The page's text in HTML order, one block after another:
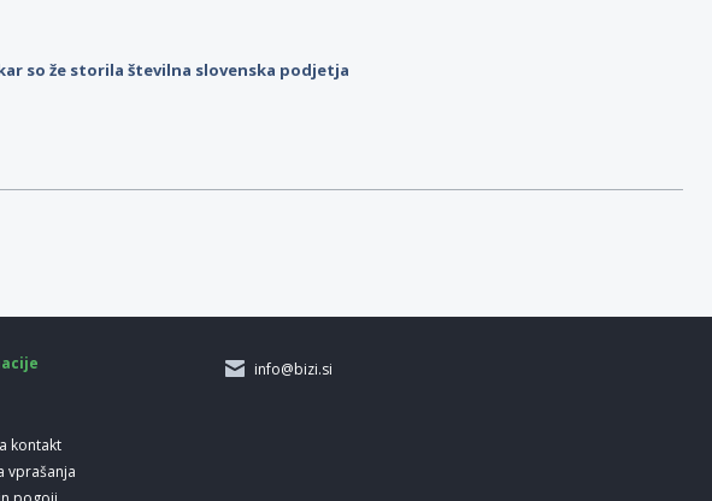
so že storila številna slovenska podjetja
kontakt
vprašanja
info@bizi.si